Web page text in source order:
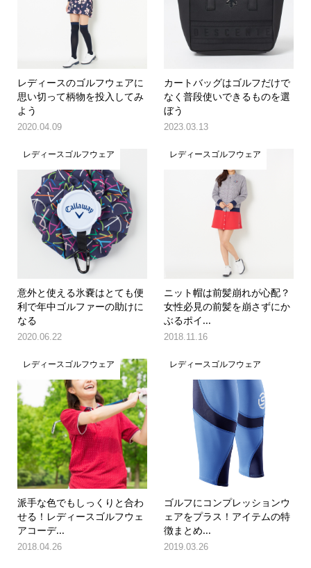
レディースのゴルフウェアに
思い切って柄物を投入してみ
よう
2020.04.09
カートバッグはゴルフだけで
なく普段使いできるものを選
ぼう
2023.03.13
レディースゴルフウェア
意外と使える氷嚢はとても便
利で年中ゴルファーの助けに
なる
2020.06.22
レディースゴルフウェア
ニット帽は前髪崩れが心配？
女性必見の前髪を崩さずにか
ぶるポイ...
2018.11.16
レディースゴルフウェア
派手な色でもしっくりと合わ
せる！レディースゴルフウェ
アコーデ...
2018.04.26
レディースゴルフウェア
ゴルフにコンプレッションウ
ェアをプラス！アイテムの特
徴まとめ...
2019.03.26